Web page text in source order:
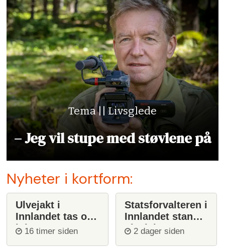
Tema || Livsglede
– Jeg vil stupe med støvlene på
Nyheter i kortform:
Ulvejakt i
Innlandet tas opp
igjen
16 timer siden
Statsforvalteren i
Innlandet stanser
ulvejakt
2 dager siden